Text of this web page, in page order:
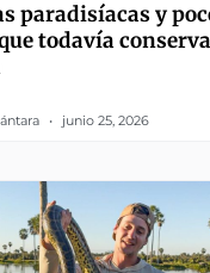
paradisíacas y
todavía
junio 25, 2026